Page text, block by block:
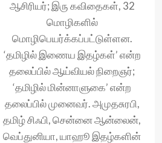
ஆசிரியர்; இரு கவிதைகள், 32
மொழிகளில்
மொழிபெயர்க்கப்பட்டுள்ளன.
‘தமிழில் இணைய இதழ்கள்’ என்ற
தலைப்பில் ஆய்வியல் நிறைஞர்;
‘தமிழில் மின்னாளுகை’ என்ற
தலைப்பில் முனைவர். அமுதசுரபி,
தமிழ் சிஃபி, சென்னை ஆன்லைன்,
வெப்துனியா, யாஹூ இதழ்களின்